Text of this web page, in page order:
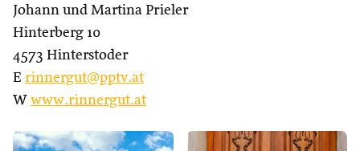
Johann und Martina Prieler
Hinterberg 10
4573 Hinterstoder
E rinnergut@pptv.at
W www.rinnergut.at